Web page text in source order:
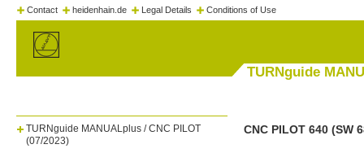
Contact heidenhain.de Legal Details Conditions of Use
TURNguide
TURNguide MANUALplus / CNC PILOT
(07/2023)
CNC PILOT 640 (SW